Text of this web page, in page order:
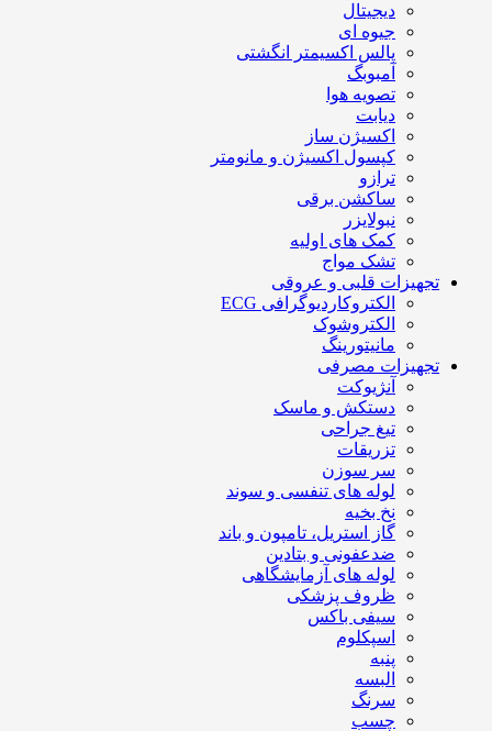
دیجیتال
جیوه ای
پالس اکسیمتر انگشتی
آمبوبگ
تصویه هوا
دیابت
اکسیژن ساز
کپسول اکسیژن و مانومتر
ترازو
ساکشن برقی
نبولایزر
کمک های اولیه
تشک مواج
تجهیزات قلبی و عروقی
الکتروکاردیوگرافی ECG
الکتروشوک
مانیتورینگ
تجهیزات مصرفی
آنژیوکت
دستکش و ماسک
تیغ جراحی
تزریقات
سر سوزن
لوله های تنفسی و سوند
نخ بخیه
گاز استریل، تامپون و باند
ضدعفونی و بتادین
لوله های آزمایشگاهی
ظروف پزشکی
سیفی باکس
اسپکلوم
پنبه
البسه
سرنگ
چسب